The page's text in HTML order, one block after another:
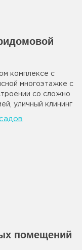
комплексе с
многоэтажке с
со сложно
уличный клининг
в неделю.
помещений